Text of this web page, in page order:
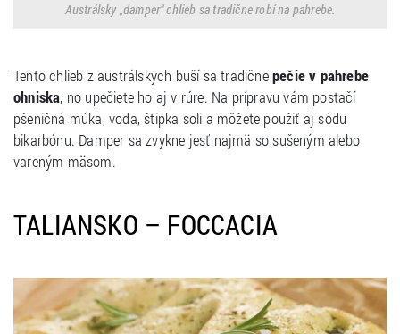
Austrálsky „damper“ chlieb sa tradične robí na pahrebe.
Tento chlieb z austrálskych buší sa tradičnepečie v pahrebe
ohniska, no upečiete ho aj v rúre. Na prípravu vám postačí
pšeničná múka, voda, štipka soli a môžete použiť aj sódu
bikarbónu. Damper sa zvykne jesť najmä so sušeným alebo
vareným mäsom.
TALIANSKO – FOCCACIA